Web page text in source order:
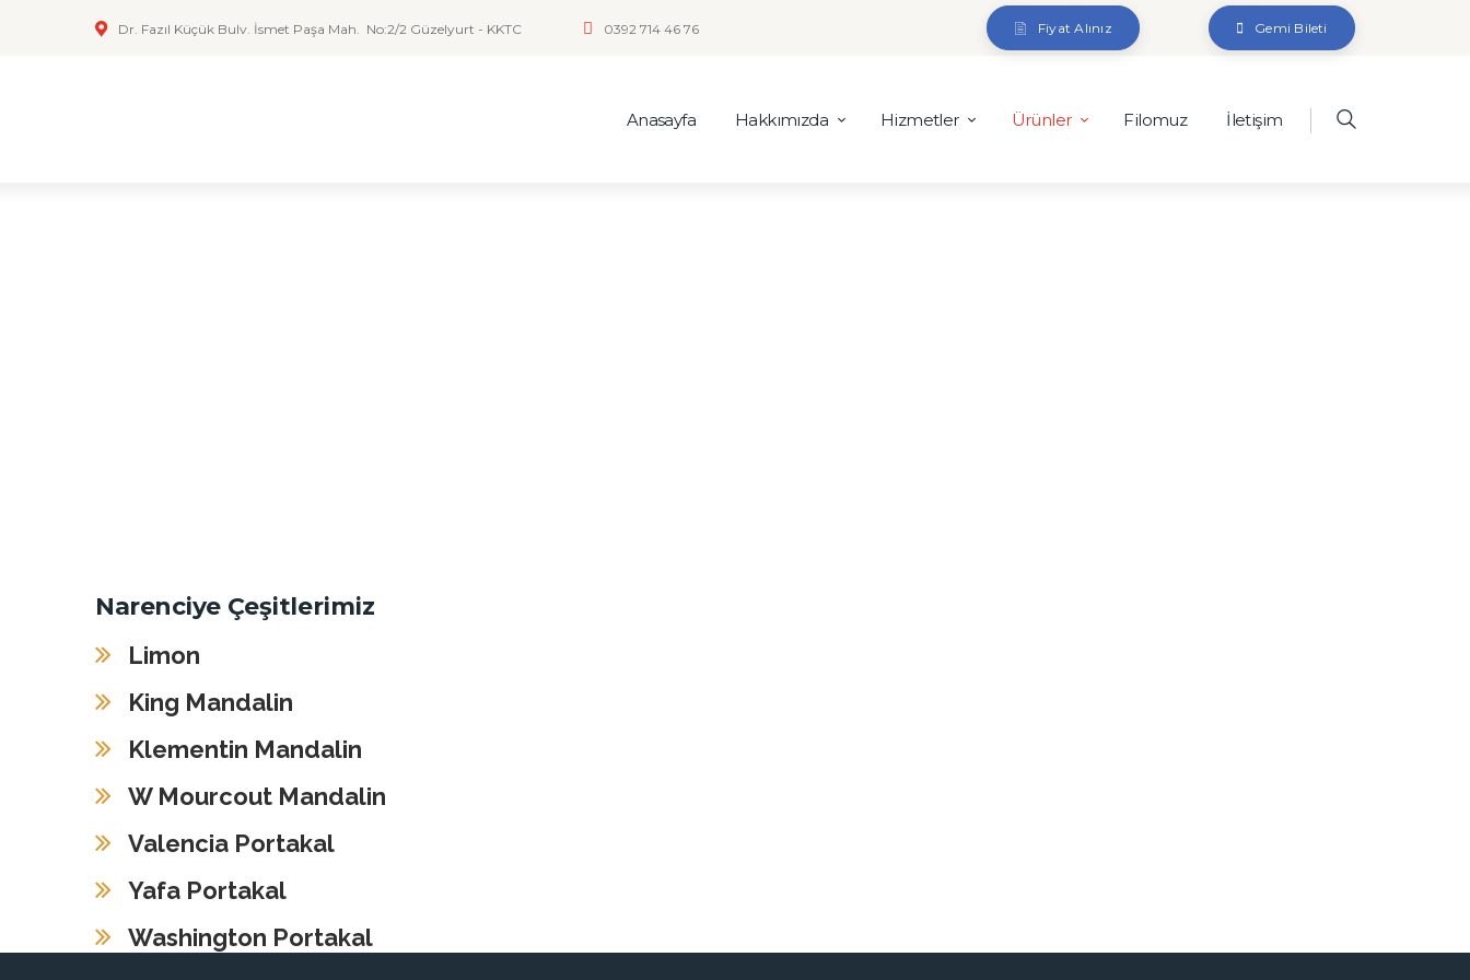
Dr. Fazıl Küçük Bulv. İsmet Paşa Mah. No:2/2 Güzelyurt - KKTC 0392 714 46 76 Fiyat Alınız Gemi Bileti
Anasayfa Hakkımızda Hizmetler Ürünler Filomuz İletişim
Narenciye Çeşitlerimiz
Limon
King Mandalin
Klementin Mandalin
W Mourcout Mandalin
Valencia Portakal
Yafa Portakal
Washington Portakal